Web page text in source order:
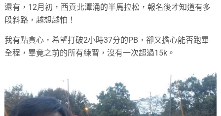
還有，12月初，西貢北潭涌的半馬拉松，報名後才知道有多
段斜路，越想越怕！
我有點貪心，希望打破2小時37分的PB，卻又擔心能否跑畢
全程，畢竟之前的所有練習，沒有一次超過15k。